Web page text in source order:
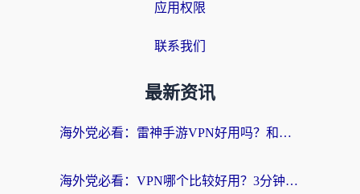
应用权限
联系我们
最新资讯
海外党必看：雷神手游VPN好用吗？和天速回国VPN对比哪个回国效果更好？附实用加速器选择指南
海外党必看：VPN哪个比较好用？3分钟找到适合你的回国加速方案